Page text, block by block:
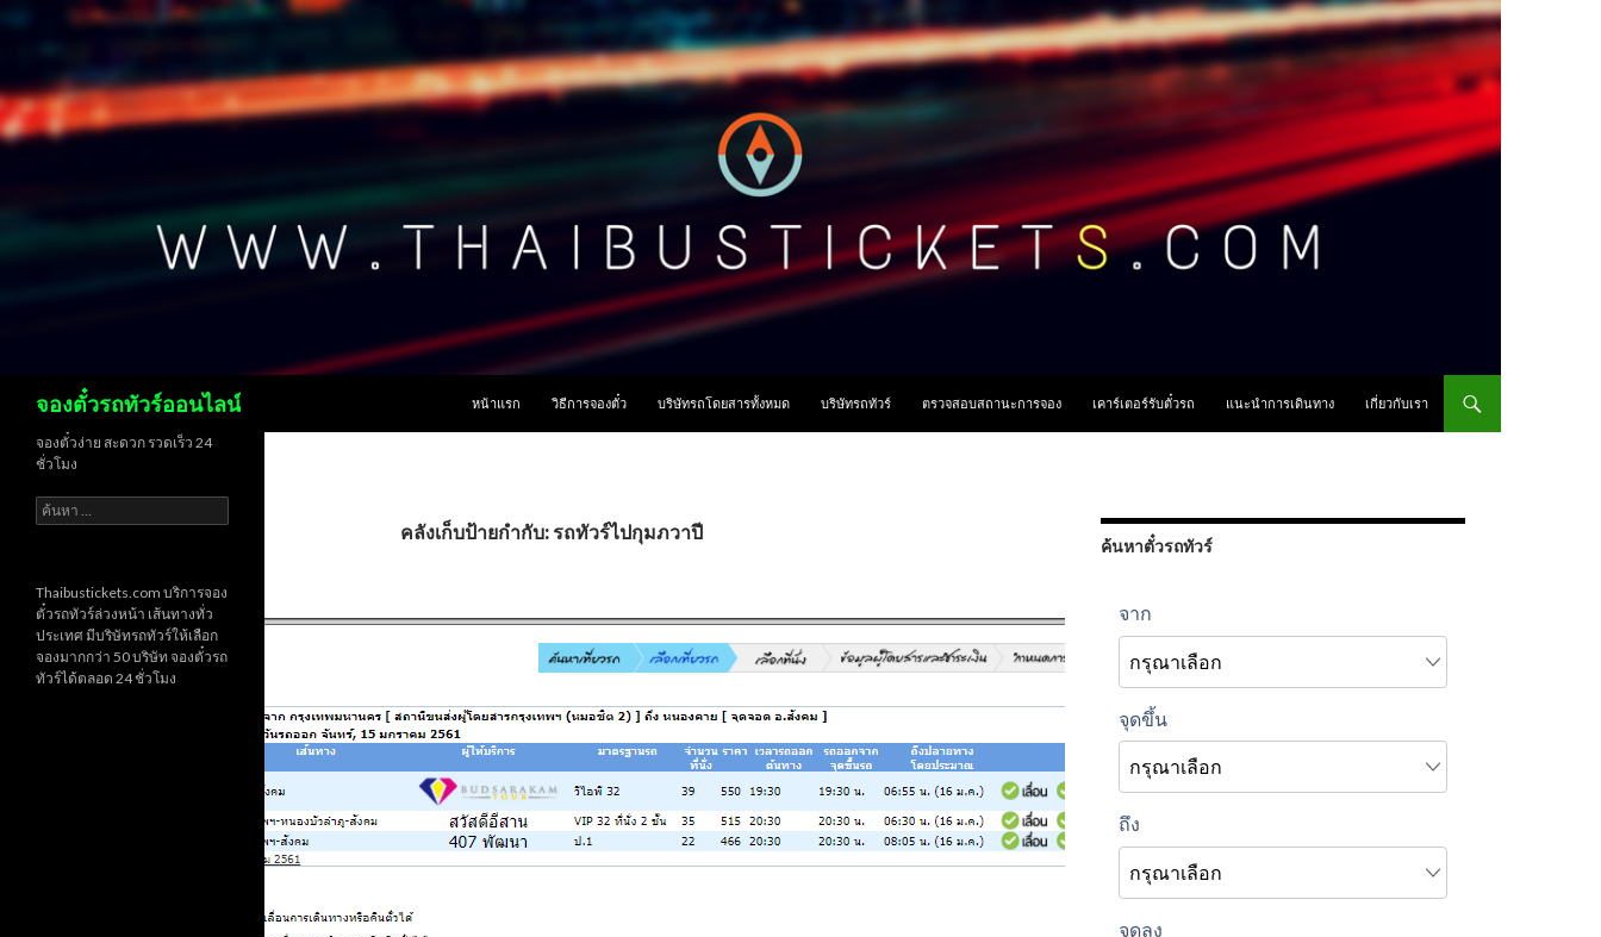
จองตั๋วรถทัวร์ออนไลน์
หน้าแรก
วิธีการจองตั๋ว บริษัทรถโดยสารทั้งหมด บริษัทรถทัวร์ ตรวจสอบสถานะการจอง เคาร์เตอร์รับตั๋วรถ แนะนำการเดินทาง เกี่ยวกับเรา
คลังเก็บป้ายกำกับ: รถทัวร์ไปกุมภวาปี
ค้นหาตั๋วรถทัวร์
จองตั๋วง่าย สะดวก รวดเร็ว 24
ชั่วโมง
ค้นหา
สำหรับ:
Thaibustickets.com บริการจอง
ตั๋วรถทัวร์ล่วงหน้า เส้นทางทั่ว
ประเทศ มีบริษัทรถทัวร์ให้เลือก
จองมากกว่า 50 บริษัท จองตั๋วรถ
ทัวร์ได้ตลอด 24 ชั่วโมง